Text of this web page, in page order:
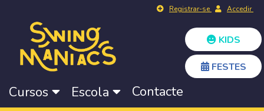
Registrar-se Accedir
KIDS
FESTES
Cursos Escola Contacte